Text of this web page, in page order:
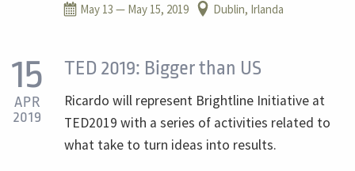
May 13 — May 15, 2019 Dublin, Irlanda
15
APR
2019
TED 2019: Bigger than US
Ricardo will represent Brightline Initiative at
TED2019 with a series of activities related to
what take to turn ideas into results.